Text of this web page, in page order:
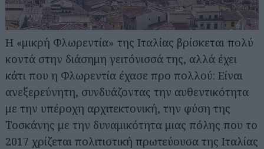
Η «μικρή Φλωρεντία» της Ιταλίας βρίσκεται πολύ
κοντά στην διάσημη γειτόνισσά της, αλλά έχει
κάτι που η Φλωρεντία έχασε προ πολλού: Είναι
ανεξερεύνητη, συνδυάζοντας την αυθεντικότητα
με την υπέροχη αρχιτεκτονική, την φύση της
Τοσκάνης με την δυναμικότητα μιας πόλης που το
2017 χρίζεται πολιτιστική πρωτεύουσα της Ιταλίας